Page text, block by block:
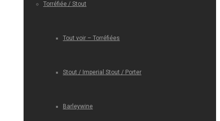
Torréfiée / Stout
Tout voir – Torréfiées
Stout / Imperial Stout / Porter
Barleywine